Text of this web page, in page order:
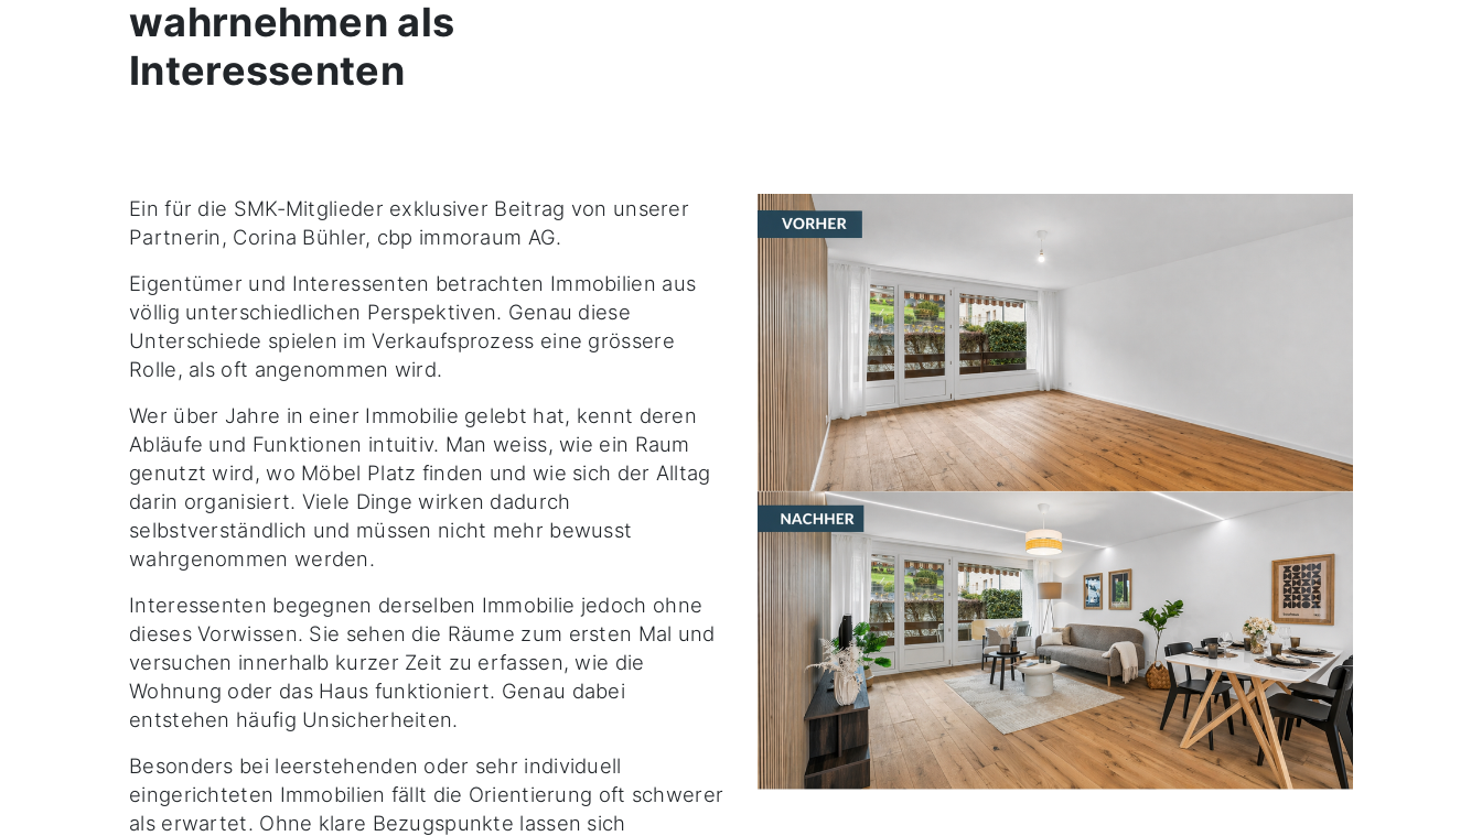
wahrnehmen als
Interessenten
Ein für die SMK-Mitglieder exklusiver Beitrag von unserer
Partnerin, Corina Bühler, cbp immoraum AG.
Eigentümer und Interessenten betrachten Immobilien aus
völlig unterschiedlichen Perspektiven. Genau diese
Unterschiede spielen im Verkaufsprozess eine grössere
Rolle, als oft angenommen wird.
Wer über Jahre in einer Immobilie gelebt hat, kennt deren
Abläufe und Funktionen intuitiv. Man weiss, wie ein Raum
genutzt wird, wo Möbel Platz finden und wie sich der Alltag
darin organisiert. Viele Dinge wirken dadurch
selbstverständlich und müssen nicht mehr bewusst
wahrgenommen werden.
Interessenten begegnen derselben Immobilie jedoch ohne
dieses Vorwissen. Sie sehen die Räume zum ersten Mal und
versuchen innerhalb kurzer Zeit zu erfassen, wie die
Wohnung oder das Haus funktioniert. Genau dabei
entstehen häufig Unsicherheiten.
Besonders bei leerstehenden oder sehr individuell
eingerichteten Immobilien fällt die Orientierung oft schwerer
als erwartet. Ohne klare Bezugspunkte lassen sich